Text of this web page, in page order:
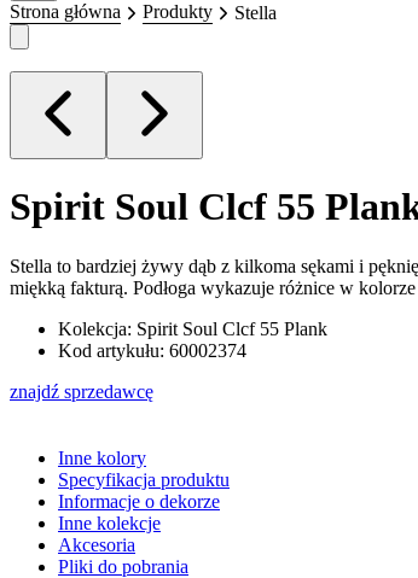
Strona główna Produkty Stella
Spirit Soul Clcf 55
Stella to bardziej żywy dąb z kilkoma sękami i
miękką fakturą. Podłoga wykazuje różnice w
Kolekcja: Spirit Soul Clcf 55 Plank
Kod artykułu: 60002374
znajdź sprzedawcę
Inne kolory
Specyfikacja produktu
Informacje o dekorze
Inne kolekcje
Akcesoria
Pliki do pobrania